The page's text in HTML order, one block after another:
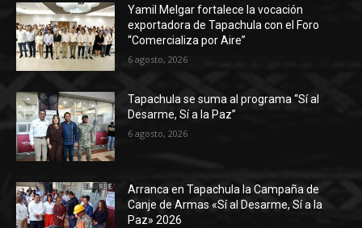
Yamil Melgar fortalece la vocación
exportadora de Tapachula con el Foro
“Comercializa por Aire”
6 agosto, 2026
Tapachula se suma al programa “Sí al
Desarme, Sí a la Paz”
6 agosto, 2026
Arranca en Tapachula la Campaña de
Canje de Armas «Sí al Desarme, Sí a la
Paz» 2026